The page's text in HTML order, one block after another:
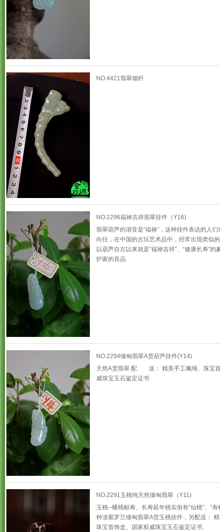
NO.4421翡翠烟杆
NO.2296福禄吉祥翡翠挂件（Y16)
翡翠葫芦的谐音是“福禄”，这种挂件表达的人
向往，在中国的古玩艺术品中，经常出现类似
以葫芦自古以来就是“福禄吉祥”、“健康长寿”的
护家的良品.
NO.2294缅甸翡翠A货葫芦挂件(Y14)
天然A货翡翠 配 送： 精美手工佩绳、珠宝
威珠宝玉石鉴定证书
NO.2291玉桃纯天然缅甸翡翠（Y11)
玉桃--蟠桃献寿、长寿延年桃实俗有“仙桃”、“寿
种淡紫罗兰缅甸翡翠A货玉桃挂件，另配送：
珠宝首饰盒、国家权威珠宝玉石鉴定证书.